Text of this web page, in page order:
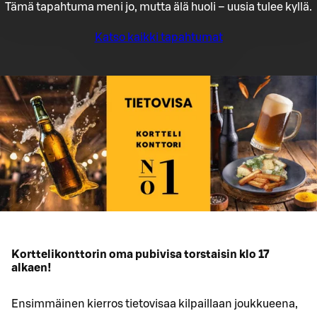
Tämä tapahtuma meni jo, mutta älä huoli – uusia tulee kyllä.
Katso kaikki tapahtumat
Korttelikonttorin oma pubivisa torstaisin klo 17
alkaen!
Ensimmäinen kierros tietovisaa kilpaillaan joukkueena,